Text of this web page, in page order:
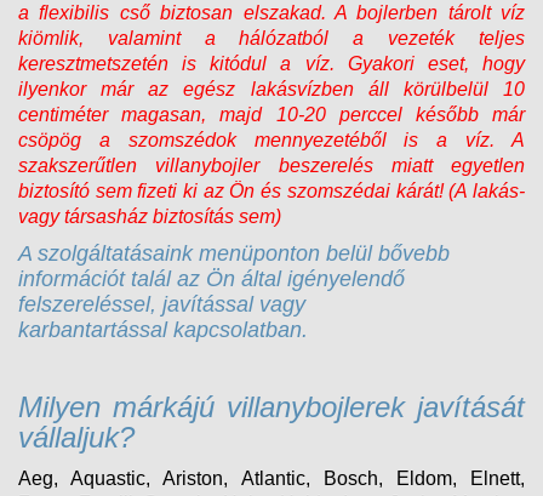
a flexibilis cső biztosan elszakad. A bojlerben tárolt víz
kiömlik, valamint a hálózatból a vezeték teljes
keresztmetszetén is kitódul a víz. Gyakori eset, hogy
ilyenkor már az egész lakásvízben áll körülbelül 10
centiméter magasan, majd 10-20 perccel később már
csöpög a szomszédok mennyezetéből is a víz. A
szakszerűtlen villanybojler beszerelés miatt egyetlen
biztosító sem fizeti ki az Ön és szomszédai kárát! (A lakás-
vagy társasház biztosítás sem)
A szolgáltatásaink menüponton belül bővebb
információt talál az Ön által igényelendő
felszereléssel, javítással vagy
karbantartással kapcsolatban.
Milyen márkájú villanybojlerek javítását
vállaljuk?
Aeg, Aquastic, Ariston, Atlantic, Bosch, Eldom, Elnett,